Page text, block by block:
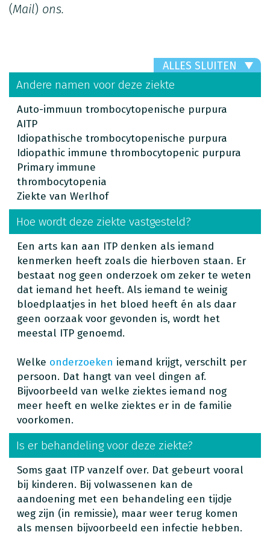
(Mail) ons.
ALLES SLUITEN
Andere namen voor deze ziekte
Auto-immuun trombocytopenische purpura
AITP
Idiopathische trombocytopenische purpura
Idiopathic immune thrombocytopenic purpura
Primary immune
thrombocytopenia
Ziekte van Werlhof
Hoe wordt deze ziekte vastgesteld?
Een arts kan aan ITP denken als iemand
kenmerken heeft zoals die hierboven staan. Er
bestaat nog geen onderzoek om zeker te weten
dat iemand het heeft. Als iemand te weinig
bloedplaatjes in het bloed heeft én als daar
geen oorzaak voor gevonden is, wordt het
meestal ITP genoemd.
Welke onderzoeken iemand krijgt, verschilt per
persoon. Dat hangt van veel dingen af.
Bijvoorbeeld van welke ziektes iemand nog
meer heeft en welke ziektes er in de familie
voorkomen.
Is er behandeling voor deze ziekte?
Soms gaat ITP vanzelf over. Dat gebeurt vooral
bij kinderen. Bij volwassenen kan de
aandoening met een behandeling een tijdje
weg zijn (in remissie), maar weer terug komen
als mensen bijvoorbeeld een infectie hebben.